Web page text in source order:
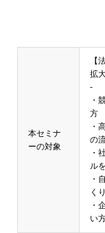
本セミナ
ーの対象
【
拡
-
・
方
・
の
・
ル
・
く
・
い